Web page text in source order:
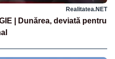
Realitatea.NET
| Dunărea, deviată pentru